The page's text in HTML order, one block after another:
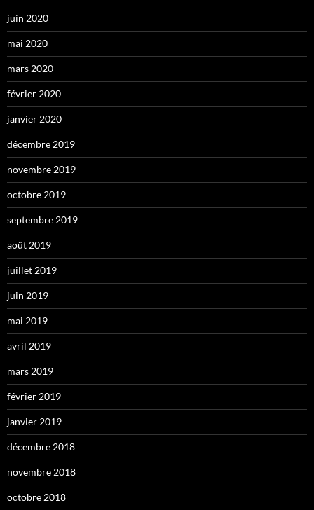
juin 2020
mai 2020
mars 2020
février 2020
janvier 2020
décembre 2019
novembre 2019
octobre 2019
septembre 2019
août 2019
juillet 2019
juin 2019
mai 2019
avril 2019
mars 2019
février 2019
janvier 2019
décembre 2018
novembre 2018
octobre 2018